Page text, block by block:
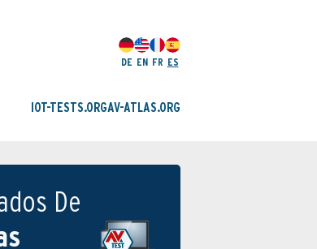
DE EN FR ES
IOT-TESTS.ORGAV-ATLAS.ORG
De